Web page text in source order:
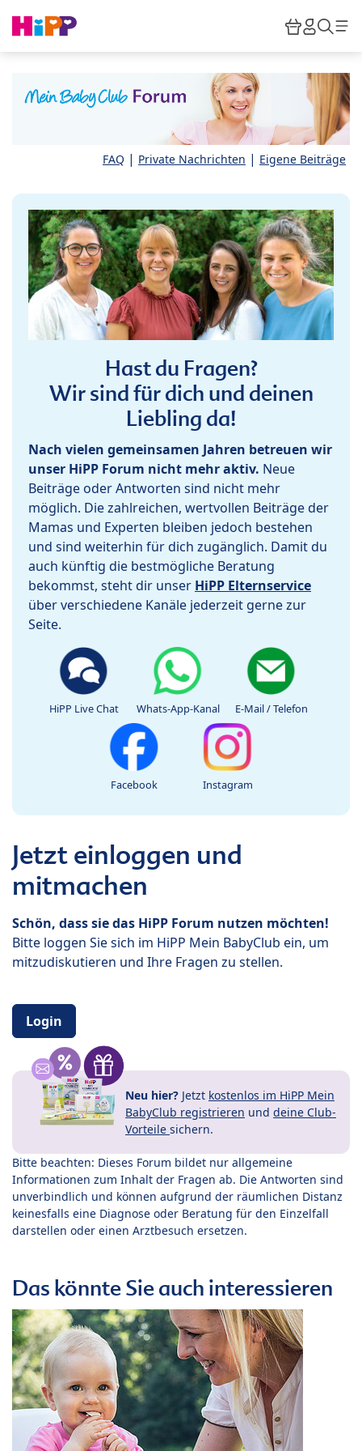
HiPP
FAQ | Private Nachrichten | Eigene Beiträge
Hast du Fragen?
Wir sind für dich und deinen
Liebling da!
Nach vielen gemeinsamen Jahren betreuen wir
unser HiPP Forum nicht mehr aktiv. Neue
Beiträge oder Antworten sind nicht mehr
möglich. Die zahlreichen, wertvollen Beiträge der
Mamas und Experten bleiben jedoch bestehen
und sind weiterhin für dich zugänglich. Damit du
auch künftig die bestmögliche Beratung
bekommst, steht dir unser HiPP Elternservice
über verschiedene Kanäle jederzeit gerne zur
Seite.
HiPP Live Chat Whats-App-Kanal E-Mail / Telefon
Facebook Instagram
Jetzt einloggen und
mitmachen
Schön, dass sie das HiPP Forum nutzen möchten!
Bitte loggen Sie sich im HiPP Mein BabyClub ein, um
mitzudiskutieren und Ihre Fragen zu stellen.
Login
Neu hier? Jetzt kostenlos im HiPP Mein
BabyClub registrieren und deine Club-
Vorteile sichern.
Bitte beachten: Dieses Forum bildet nur allgemeine
Informationen zum Inhalt der Fragen ab. Die Antworten sind
unverbindlich und können aufgrund der räumlichen Distanz
keinesfalls eine Diagnose oder Beratung für den Einzelfall
darstellen oder einen Arztbesuch ersetzen.
Das könnte Sie auch interessieren